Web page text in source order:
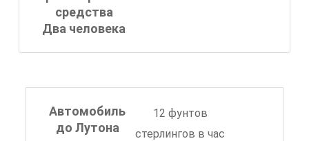
средства
Два человека
Автомобиль
до Лутона
12 фунтов
стерлингов в час